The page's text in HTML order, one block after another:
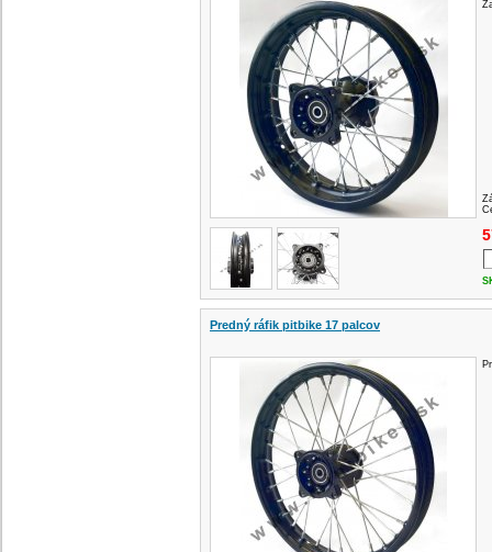
Predný ráfik pitbike 17 palcov